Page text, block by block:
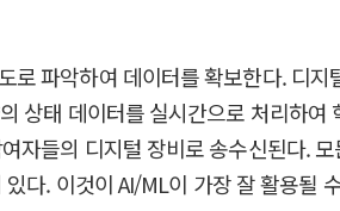
파악하여 데이터를 확보한다. 디지
상태 데이터를 실시간으로 처리하여
자들의 디지털 장비로 송수신된다.
다. 이것이 AI/ML이 가장 잘 활용될